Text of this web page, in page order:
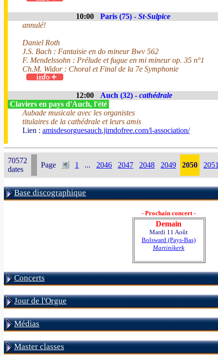
10:00 Paris (75) - St-Sulpice
annulé!
Daniel Roth
J.S. Bach : Fantaisie en do mineur Bwv 562
F. Mendelssohn : Prélude et fugue en mi mineur op. 35 n°1
Ch.M. Widor : Choral et Final de la 7e Symphonie
12:00 Auch (32) - cathédrale
Claviers en pays d'Auch, l'été
Aubade musicale avec les organistes
titulaires de la cathédrale et leurs amis
Lien : amisdesorguesauch.jimdofree.com/l-association/
70572
dates
Page 1 ... 2046 2047 2048 2049 2050
Base discographique
- Prochain concert -
Demain
Mardi 11 Août
Bolsward (Pays-Bas)
Martinikerk
Concerts
Jour de l'Orgue
Médias
Master classes